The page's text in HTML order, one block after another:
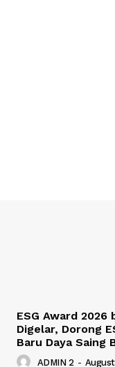
ESG Award 2026
Digelar, Dorong
Baru Daya Saing
ADMIN 2 -